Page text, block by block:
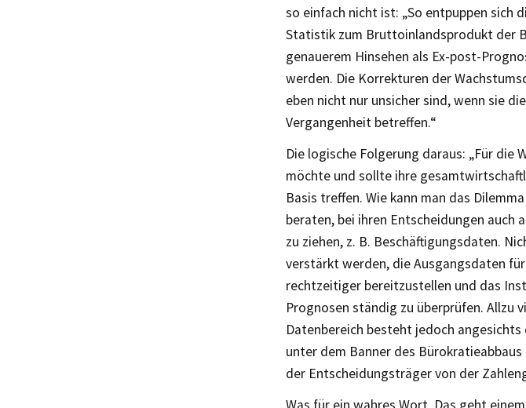
so einfach nicht ist: „So entpuppen sich
Statistik zum Bruttoinlandsprodukt der
genauerem Hinsehen als Ex-post-
werden. Die Korrekturen der
eben nicht nur unsicher sind, wenn sie
Vergangenheit betreffen.“
Die logische Folgerung daraus: „Für
möchte und sollte ihre
Basis treffen. Wie kann man das
beraten, bei ihren Entscheidungen auch
zu ziehen, z. B. Beschäftigungsdaten.
verstärkt werden, die Ausgangsdaten
rechtzeitiger bereitzustellen und das
Prognosen ständig zu überprüfen. Allzu
Datenbereich besteht jedoch angesichts
unter dem Banner des
der Entscheidungsträger von der